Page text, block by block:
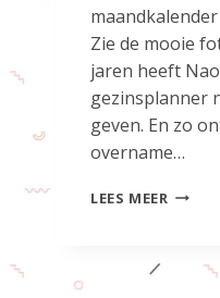
Zie de mooie
jaren heeft
gezinsplanner
geven. En zo
overname…
LEES MEER LEUK